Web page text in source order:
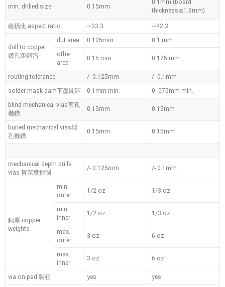
min. drilled size 0.15mm
0.1mm (board
thickness≦1.6mm)
縱橫比 aspect ratio ~33.3 ~42.3
drill to copper
鑽孔距銅箔
dut area 0.125mm
0.1 mm
other
area
0.15 mm 0.125 mm
routing tolerance /- 0.125mm
/- 0.1mm
solder mask dam下墨間距
0.1mm min.
0. 075mm min.
blind mechanical vias盲孔
機鑽
0.15mm 0.15mm
buried mechanical vias埋
孔機鑽
0.15mm 0.15mm
mechanical depth drills
vias 盲深度控制
/- 0.125mm /- 0.1mm
銅厚 copper
weights
min.
outer
1/2 oz 1/3 oz
min.
inner
1/2 oz 1/3 oz
max.
outer
3 oz 6 oz
max.
inner
3 oz 6 oz
via on pad 製程 yes yes